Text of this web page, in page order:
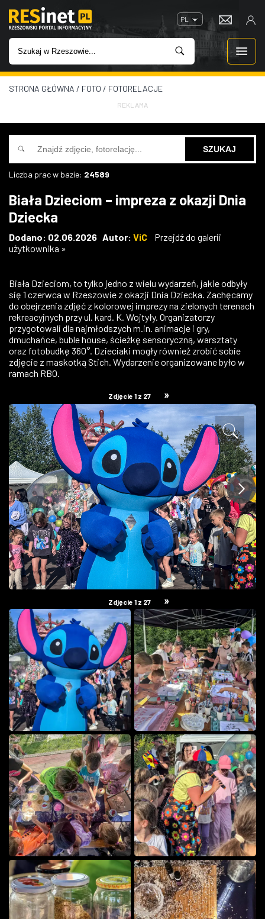
PL
WIADOMOŚCI
INWESTYCJE
IMPREZY
W KINACH
GASTRONOMIA
ZDJĘCIA
W RZESZOWIE
STRONA GŁÓWNA / FOTO / FOTORELACJE
REKLAMA
Liczba prac w bazie: 24589
Biała Dzieciom – impreza z okazji Dnia
Dziecka
Dodano: 02.06.2026 Autor: ViC
Przejdź do galerii
użytkownika »
Biała Dzieciom, to tylko jedno z wielu wydarzeń, jakie odbyły
się 1 czerwca w Rzeszowie z okazji Dnia Dziecka. Zachęcamy
do obejrzenia zdjęć z kolorowej imprezy na zielonych terenach
rekreacyjnych przy ul. kard. K. Wojtyły. Organizatorzy
przygotowali dla najmłodszych m.in. animacje i gry,
dmuchańce, buble house, ścieżkę sensoryczną, warsztaty
oraz fotobudkę 360°. Dzieciaki mogły również zrobić sobie
zdjęcie z maskotką Stich. Wydarzenie organizowane było w
ramach RBO.
Zdjęcie 1 z 27 »
Zdjęcie 1 z 27 »